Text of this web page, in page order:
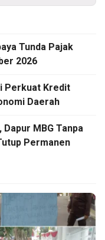
Tunda Pajak
2026
Perkuat Kredit
Daerah
MBG Tanpa
Permanen